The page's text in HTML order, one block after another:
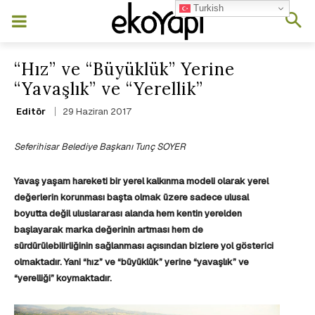
“Hız” ve “Büyüklük” Yerine
“Yavaşlık” ve “Yerellik”
Editör 29 Haziran 2017
Seferihisar Belediye Başkanı Tunç SOYER
Yavaş yaşam hareketi bir yerel kalkınma modeli olarak yerel
değerlerin korunması başta olmak üzere sadece ulusal
boyutta değil uluslararası alanda hem kentin yerelden
başlayarak marka değerinin artması hem de
sürdürülebilirliğinin sağlanması açısından bizlere yol gösterici
olmaktadır. Yani “hız” ve “büyüklük” yerine “yavaşlık” ve
“yerelliği” koymaktadır.
Turkish